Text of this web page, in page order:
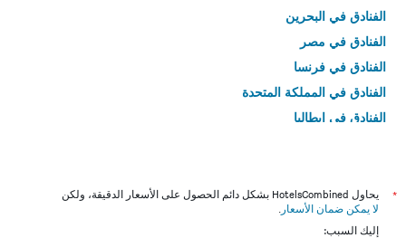
الفنادق في البحرين
الفنادق في مصر
الفنادق في فرنسا
الفنادق في المملكة المتحدة
الفنادق في إيطاليا
*
يحاول HotelsCombined بشكل دائم الحصول على الأسعار الدقيقة، ولكن
لا يمكن ضمان الأسعار .
إليك السبب: